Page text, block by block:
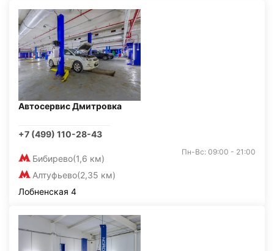
Автосервис Дмитровка
+7 (499) 110-28-43
Бибирево(1,6 км)
Алтуфьево(2,35 км)
Пн-Вс: 09:00 - 21:00
Лобненская 4